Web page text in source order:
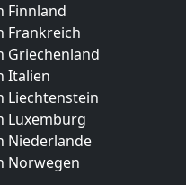
Finnland
Frankreich
Griechenland
Italien
Liechtenstein
Luxemburg
Niederlande
Norwegen